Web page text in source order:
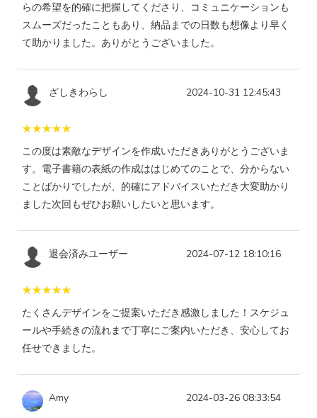
らの希望を的確に把握してくださり、コミュニケーションも
スムーズだったこともあり、納品までの日数も想像より早く
て助かりました。ありがとうございました。
ざしきわらし 2024-10-31 12:45:43
この度は素敵なデザインを作成いただきありがとうございま
す。電子書籍の表紙の作成ははじめてのことで、分からない
ことばかりでしたが、的確にアドバイスいただき大変助かり
ました次回もぜひお願いしたいと思います。
退会済みユーザー 2024-07-12 18:10:16
たくさんデザインをご提案いただき感激しました！スケジュ
ールや手続きの流れまで丁寧にご案内いただき、安心してお
任せできました。
Amy 2024-03-26 08:33:54